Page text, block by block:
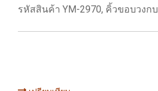
รหัสสินค้า YM-2970, คิ้วขอบวงกบ